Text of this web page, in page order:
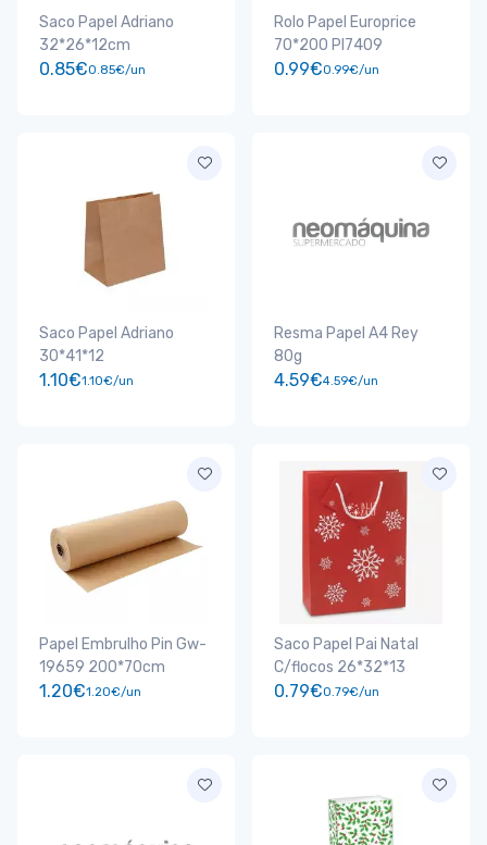
Saco Papel Adriano
32*26*12cm
0.85€0.85€/un
Rolo Papel Europrice
70*200 Pl7409
0.99€0.99€/un
Saco Papel Adriano
30*41*12
1.10€1.10€/un
Resma Papel A4 Rey
80g
4.59€4.59€/un
Papel Embrulho Pin Gw-
19659 200*70cm
1.20€1.20€/un
Saco Papel Pai Natal
C/flocos 26*32*13
0.79€0.79€/un